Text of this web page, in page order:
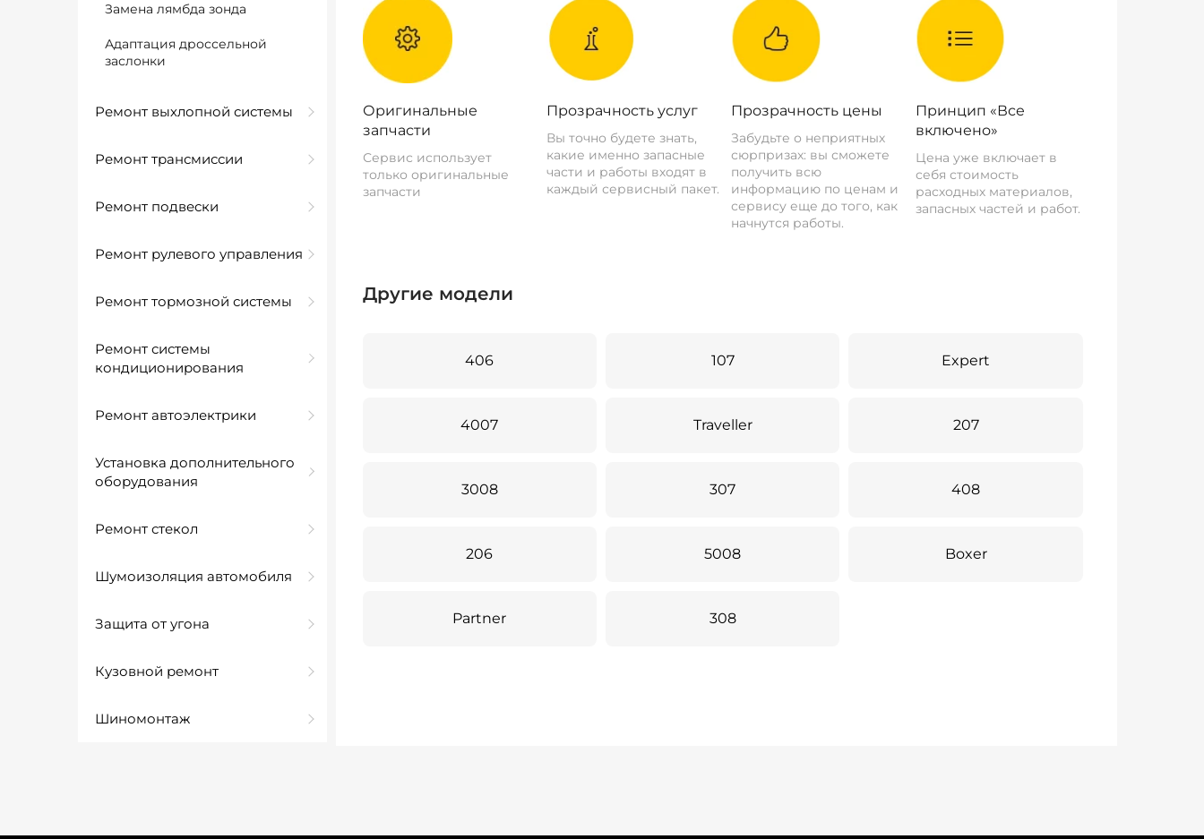
Замена лямбда зонда
Адаптация дроссельной
заслонки
Ремонт выхлопной системы
Ремонт трансмиссии
Ремонт подвески
Ремонт рулевого управления
Ремонт тормозной системы
Ремонт системы
кондиционирования
Ремонт автоэлектрики
Установка дополнительного
оборудования
Ремонт стекол
Шумоизоляция автомобиля
Защита от угона
Кузовной ремонт
Шиномонтаж
Оригинальные
запчасти
Сервис использует
только оригинальные
запчасти
Прозрачность услуг
Вы точно будете знать,
какие именно запасные
части и работы входят в
каждый сервисный пакет.
Прозрачность цены
Забудьте о неприятных
сюрпризах: вы сможете
получить всю
информацию по ценам и
сервису еще до того, как
начнутся работы.
Принцип «Все
включено»
Цена уже включает в
себя стоимость
расходных материалов,
запасных частей и работ.
Другие модели
406 107 Expert
4007 Traveller 207
3008 307 408
206 5008 Boxer
Partner 308